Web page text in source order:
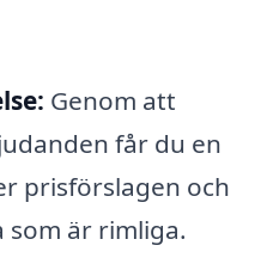
Genom att
får du en
prisförslagen och
som är rimliga.